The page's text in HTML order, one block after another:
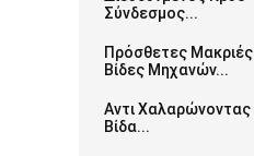
Σύνδεσμος...
Πρόσθετες Μακριές
Βίδες Μηχανών...
Αντι Χαλαρώνοντας
Βίδα...